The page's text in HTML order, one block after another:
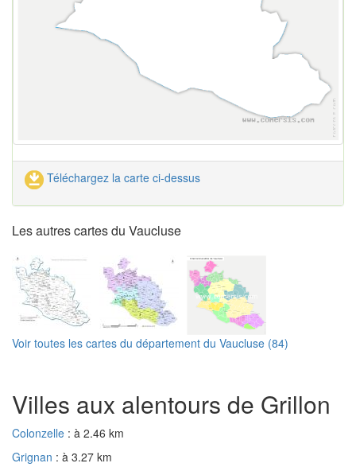
Téléchargez la carte ci-dessus
Les autres cartes du Vaucluse
Voir toutes les cartes du département du Vaucluse (84)
Villes aux alentours de Grillon
Colonzelle : à 2.46 km
Grignan : à 3.27 km